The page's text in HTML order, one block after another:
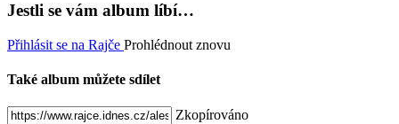
Jestli se vám album líbí…
Přihlásit se na Rajče Prohlédnout znovu
Také album můžete sdílet
Zkopírováno